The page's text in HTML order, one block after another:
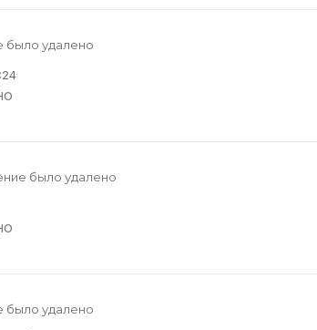
было удалено
было удалено
было удалено